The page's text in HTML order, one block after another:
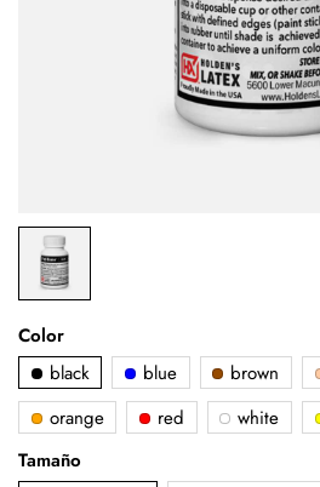
Color
black
blue brown
orange
red white
Tamaño